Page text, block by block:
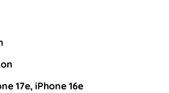
denna produkt
17e, iPhone 16e